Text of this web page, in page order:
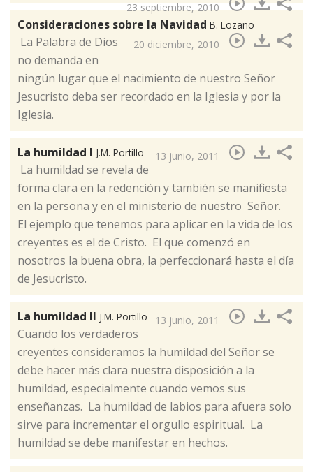
23 septiembre, 2010
Consideraciones sobre la Navidad B. Lozano
20 diciembre, 2010
​ La Palabra de Dios
no demanda en
ningún lugar que el nacimiento de nuestro Señor
Jesucristo deba ser recordado en la Iglesia y por la
Iglesia.
La humildad I J.M. Portillo 13 junio, 2011
La humildad se revela de
forma clara en la redención y también se manifiesta
en la persona y en el ministerio de nuestro Señor. ​
El ejemplo que tenemos para aplicar en la vida de los
creyentes es el de Cristo. El que comenzó en
nosotros la buena obra, la perfeccionará hasta el día
de Jesucristo.
La humildad II J.M. Portillo 13 junio, 2011
​Cuando los verdaderos
creyentes consideramos la humildad del Señor se
debe hacer más clara nuestra disposición a la
humildad, especialmente cuando vemos sus
enseñanzas. La humildad de labios para afuera solo
sirve para incrementar el orgullo espiritual. La
humildad se debe manifestar en hechos.